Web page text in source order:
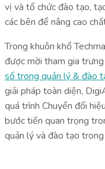
vị và tổ chức đào tạo,
các bên để nâng cao
Trong khuôn khổ
được mời tham gia
số trong quản lý & đào
giải pháp toàn diện,
quá trình Chuyển đổi
bước tiến quan trọng
quản lý và đào tạo